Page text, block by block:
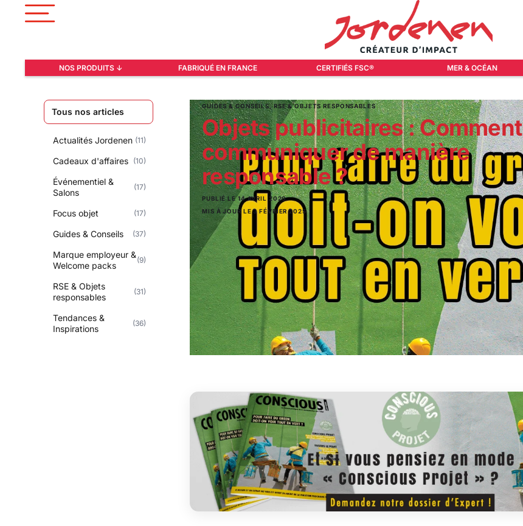
NOS PRODUITS ↓ FABRIQUÉ EN FRANCE CERTIFIÉS FSC® MER & OCÉAN
Tous nos articles
Actualités Jordenen (11)
Cadeaux d'affaires (10)
Événementiel &
Salons
(17)
Focus objet (17)
Guides & Conseils (37)
Marque employeur &
Welcome packs
(9)
RSE & Objets
responsables
(31)
Tendances &
Inspirations
(36)
GUIDES & CONSEILS,RSE & OBJETS RESPONSABLES
Objets publicitaires : Comment
communiquer de manière
responsable ?
PUBLIÉ LE14 AVRIL 2020
MIS À JOUR LE 3 FÉVRIER 2025